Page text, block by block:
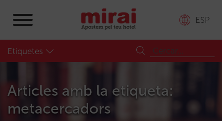
ESP
Etiquetes
Articles amb la etiqueta:
metacercadors